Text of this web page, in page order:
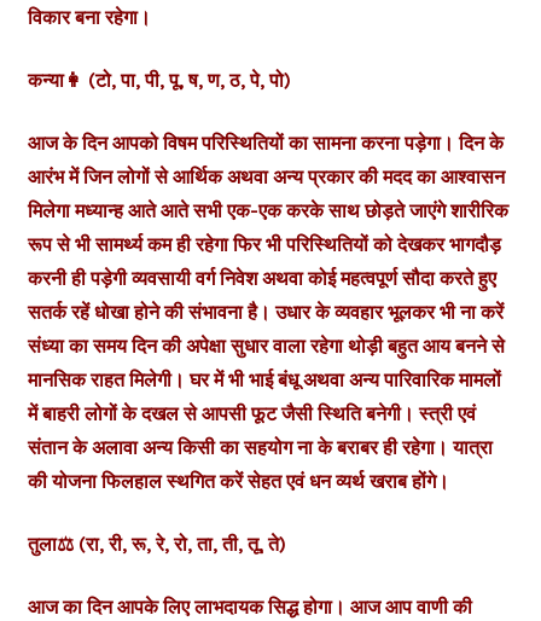
विकार बना रहेगा।
कन्या👩 (टो, पा, पी, पू, ष, ण, ठ, पे, पो)
आज के दिन आपको विषम परिस्थितियों का सामना करना पड़ेगा। दिन के
आरंभ में जिन लोगों से आर्थिक अथवा अन्य प्रकार की मदद का आश्वासन
मिलेगा मध्यान्ह आते आते सभी एक-एक करके साथ छोड़ते जाएंगे शारीरिक
रूप से भी सामर्थ्य कम ही रहेगा फिर भी परिस्थितियों को देखकर भागदौड़
करनी ही पड़ेगी व्यवसायी वर्ग निवेश अथवा कोई महत्वपूर्ण सौदा करते हुए
सतर्क रहें धोखा होने की संभावना है। उधार के व्यवहार भूलकर भी ना करें
संध्या का समय दिन की अपेक्षा सुधार वाला रहेगा थोड़ी बहुत आय बनने से
मानसिक राहत मिलेगी। घर में भी भाई बंधू अथवा अन्य पारिवारिक मामलों
में बाहरी लोगों के दखल से आपसी फूट जैसी स्थिति बनेगी। स्त्री एवं
संतान के अलावा अन्य किसी का सहयोग ना के बराबर ही रहेगा। यात्रा
की योजना फिलहाल स्थगित करें सेहत एवं धन व्यर्थ खराब होंगे।
तुला⚖️ (रा, री, रू, रे, रो, ता, ती, तू, ते)
आज का दिन आपके लिए लाभदायक सिद्ध होगा। आज आप वाणी की